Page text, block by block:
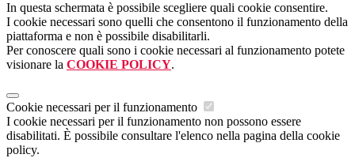
In questa schermata è possibile scegliere quali cookie consentire.
I cookie necessari sono quelli che consentono il funzionamento della
piattaforma e non è possibile disabilitarli.
Per conoscere quali sono i cookie necessari al funzionamento potete
visionare la COOKIE POLICY.
Cookie necessari per il funzionamento
I cookie necessari per il funzionamento non possono essere
disabilitati. È possibile consultare l'elenco nella pagina della cookie
policy.